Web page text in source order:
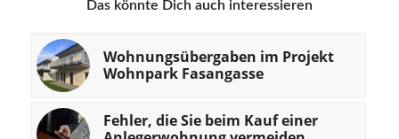
Das könnte Dich auch interessieren
Wohnungsübergaben im Projekt
Wohnpark Fasangasse
Fehler, die Sie beim Kauf einer